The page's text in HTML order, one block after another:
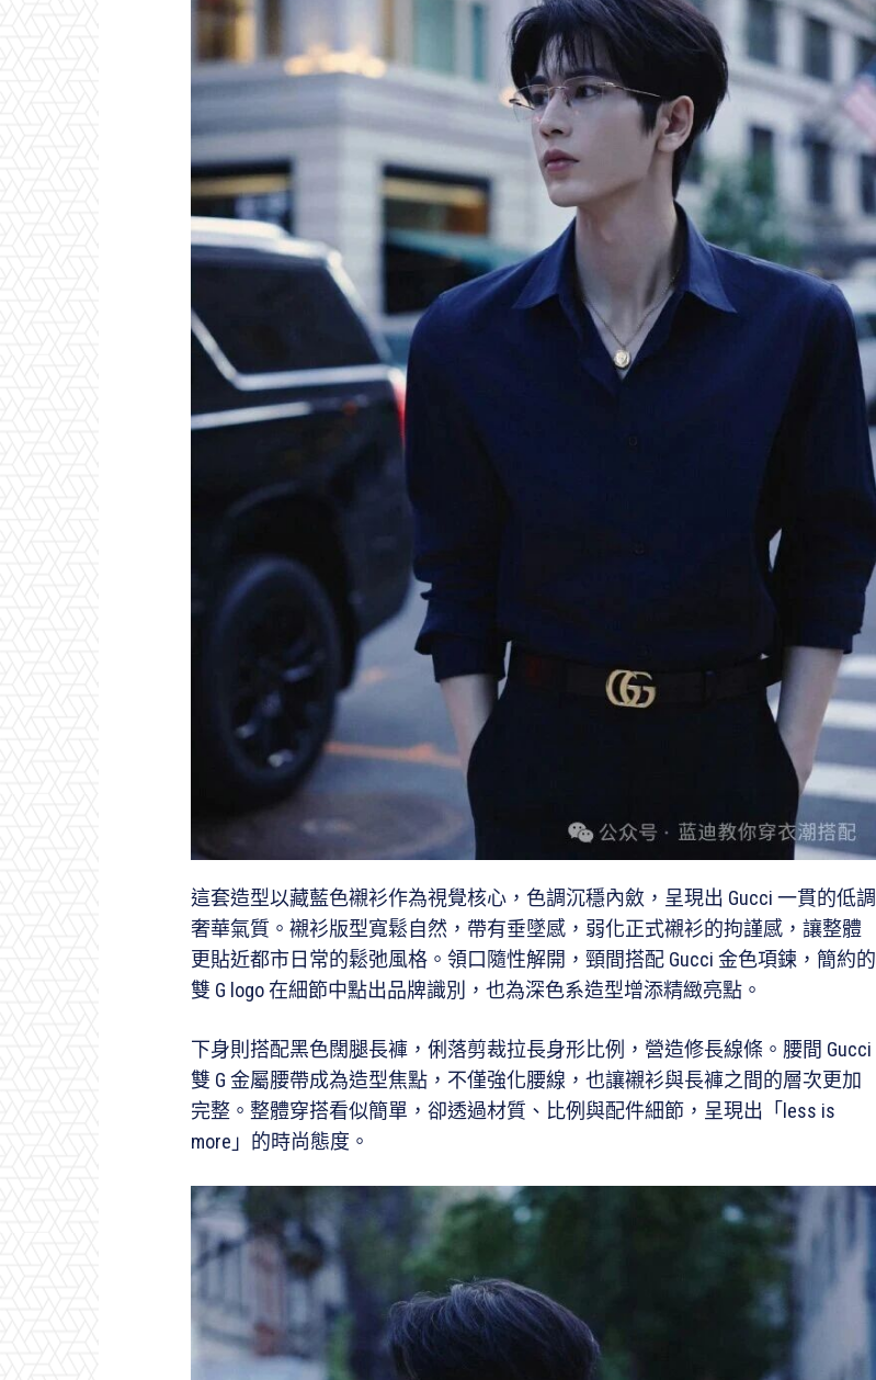
這套造型以藏藍色襯衫作為視覺核心，色調沉穩內斂，呈現出 Gucci 一貫的低調
奢華氣質。襯衫版型寬鬆自然，帶有垂墜感，弱化正式襯衫的拘謹感，讓整體
更貼近都市日常的鬆弛風格。領口隨性解開，頸間搭配 Gucci 金色項鍊，簡約的
雙 G logo 在細節中點出品牌識別，也為深色系造型增添精緻亮點。
下身則搭配黑色闊腿長褲，俐落剪裁拉長身形比例，營造修長線條。腰間 Gucci
雙 G 金屬腰帶成為造型焦點，不僅強化腰線，也讓襯衫與長褲之間的層次更加
完整。整體穿搭看似簡單，卻透過材質、比例與配件細節，呈現出「less is
more」的時尚態度。